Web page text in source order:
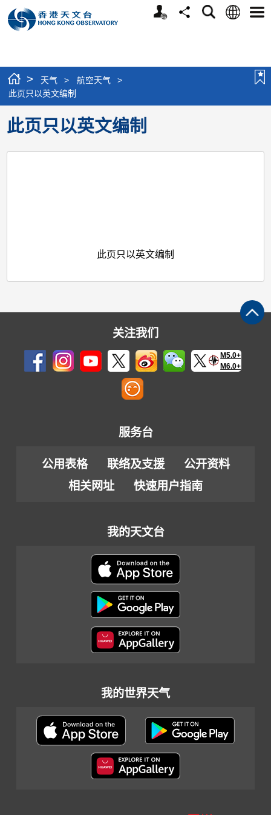
个
分
搜
语
选
> 天气 > 航空天气
>
此页只以英文编制
此页只以英文编制
此页只以英文编制
关注我们
M5.0+
M6.0+
服务台
公用表格 联络及支援
公开资料
相关网址
快速用户指南
我的天文台
我的世界天气